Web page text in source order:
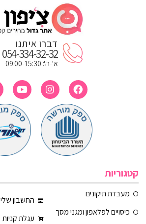
דברו איתנו
054-334-32-32
א'-ה': 09:00-15:30
קטגוריות
מעבדת תיקונים
כיסויים לפלאפון ומגני מסך
החשבון שלי
עגלת קניות